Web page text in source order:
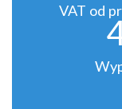
VAT od